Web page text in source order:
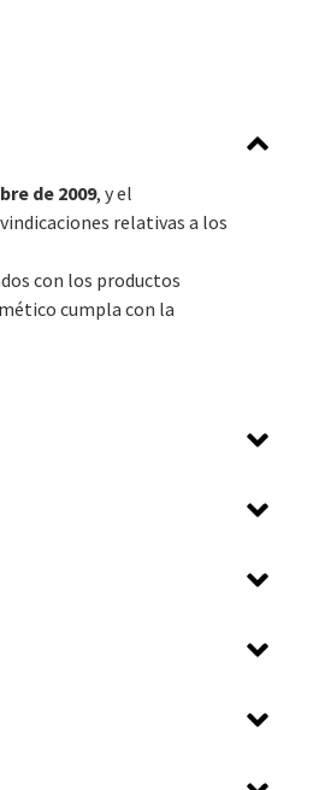
de 2009, y el
relativas a los
con los productos
cumpla con la